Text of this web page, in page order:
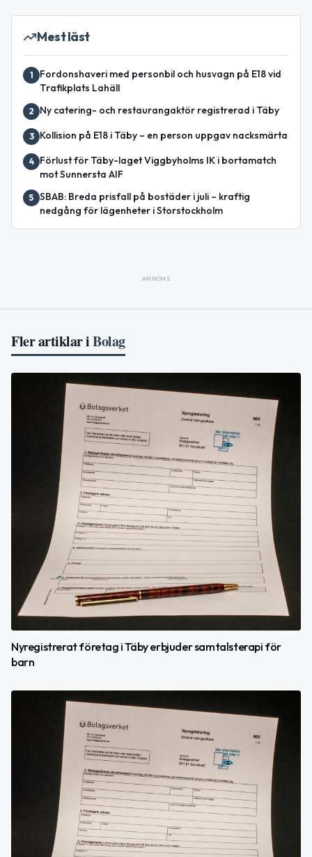
Mest läst
1
Fordonshaveri med personbil och husvagn på E18 vid
Trafikplats Lahäll
2 Ny catering- och restaurangaktör registrerad i Täby
3 Kollision på E18 i Täby – en person uppgav nacksmärta
4
Förlust för Täby-laget Viggbyholms IK i bortamatch
mot Sunnersta AIF
5 SBAB: Breda prisfall på bostäder i juli – kraftig
nedgång för lägenheter i Storstockholm
ANNONS
Fler artiklar iBolag
Nyregistrerat företag i Täby erbjuder samtalsterapi för
barn